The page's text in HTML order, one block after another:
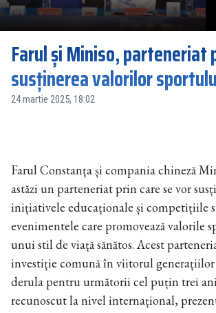
Farul și Miniso, parteneriat
susținerea valorilor
24 martie 2025, 18:02
Farul Constanța și compania chineză
astăzi un parteneriat prin care se vor
inițiativele educaționale și competițiile
evenimentele care promovează valorile
unui stil de viață sănătos. Acest
investiție comună în viitorul generațiilor
derula pentru următorii cel puțin trei
recunoscut la nivel internațional,